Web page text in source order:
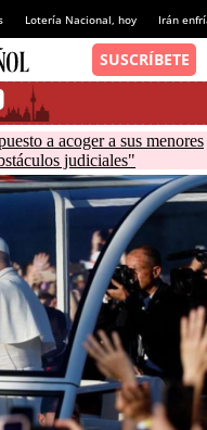
Lotería Nacional, hoy Irán
a acoger a sus menores
judiciales"